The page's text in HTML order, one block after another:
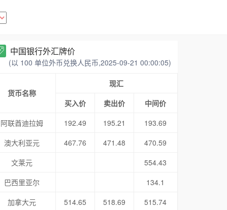
中国银行外汇牌价
(以 100 单位外币兑换人民币,2025-09-21 00:00:05)
货币名称
现汇
买入价
卖出价
中间价
阿联酋迪拉姆
192.49 195.21
193.69
澳大利亚元
467.76 471.48
470.59
文莱元
554.43
巴西里亚尔
134.1
加拿大元
514.65 518.69
515.74